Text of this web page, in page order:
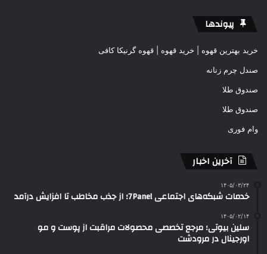
پیوندها
خرید بهترین قهوه | خرید قهوه | قهوه گرنیکا کافی
صندل چرم زنانه
صندوق طلا
صندوق طلا
وام فوری
آخرین اخبار
۱۴۰۵/۰۳/۲۴
خدمات شبکه‌های اجتماعی 7Panel؛ از جذب مخاطب تا افزایش درآمد
۱۴۰۵/۰۲/۱۴
سلین بیوتی؛ مرجع تخصصی محصولات مراقبت از پوست و مو
اورجینال در مرودشت